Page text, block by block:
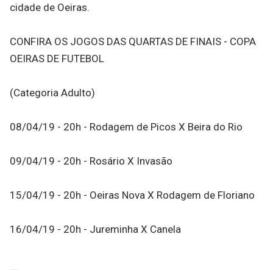
cidade de Oeiras.
CONFIRA OS JOGOS DAS QUARTAS DE FINAIS - COPA
OEIRAS DE FUTEBOL
(Categoria Adulto)
08/04/19 - 20h - Rodagem de Picos X Beira do Rio
09/04/19 - 20h - Rosário X Invasão
15/04/19 - 20h - Oeiras Nova X Rodagem de Floriano
16/04/19 - 20h - Jureminha X Canela